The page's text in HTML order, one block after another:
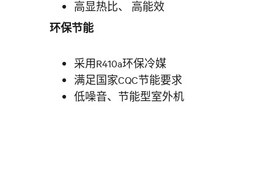
高显热比、 高能效
环保节能
采用R410a环保冷媒
满足国家CQC节能要求
低噪音、节能型室外机